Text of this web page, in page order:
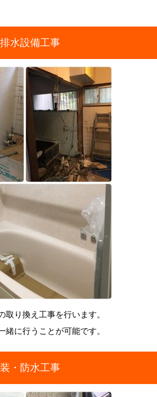
水設備工事
取り換え工事を行います。
に行うことが可能です。
・防水工事